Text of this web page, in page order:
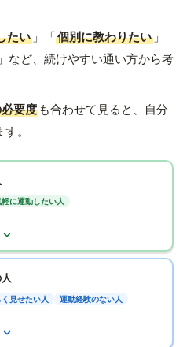
たい 」「個別に教わりたい 」
」など、続けやすい通い方から考
要度 も合わせて見ると、自分
。
に運動したい人
見せたい人 運動経験のない人